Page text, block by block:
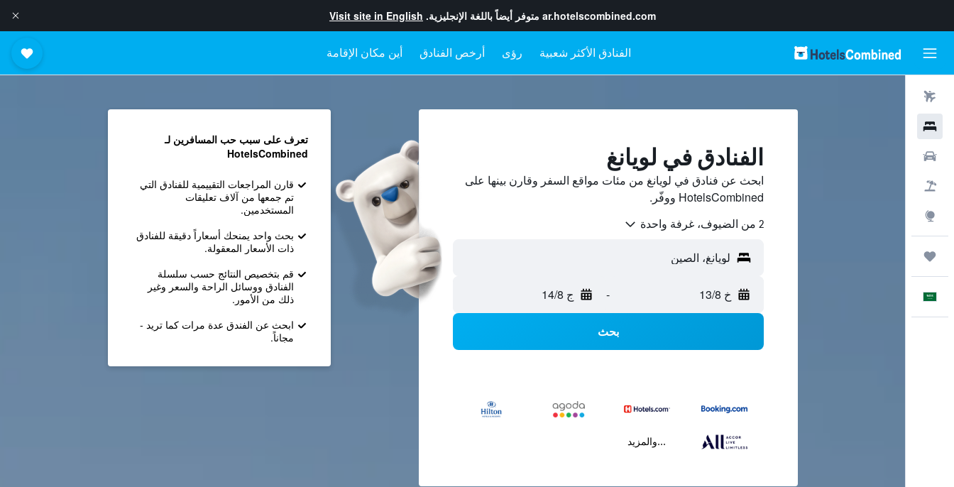
ar.hotelscombined.com متوفر أيضاً باللغة الإنجليزية. Visit site in English
رؤى أرخص الفنادق أين مكان الإقامة
الفنادق في لويانغ
ابحث عن فنادق في لويانغ من مئات مواقع السفر وقارن بينها على
HotelsCombined ووفّر.
2 من الضيوف، غرفة واحدة
خ 13/8 - ج 14/8
بحث
...والمزيد
تعرف على سبب حب المسافرين لـ
HotelsCombined
قارن المراجعات التقييمية للفنادق التي
تم جمعها من آلاف تعليقات
المستخدمين.
بحث واحد يمنحك أسعاراً دقيقة للفنادق
ذات الأسعار المعقولة.
قم بتخصيص النتائج حسب سلسلة
الفنادق ووسائل الراحة والسعر وغير
ذلك من الأمور.
ابحث عن الفندق عدة مرات كما تريد -
مجاناً.